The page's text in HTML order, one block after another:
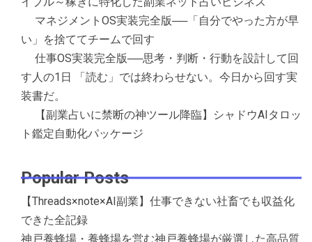
マネジメントOS実装完全版──「自分でやった方が早
い」を捨ててチームで回す
仕事OS実装完全版──思考・判断・行動を設計して回
す人の1日 「読む」では終わらせない。今日から回す実
装書だ。
【副業占いに禁断の神ツール降臨】シャドウAIタロッ
ト鑑定自動化パッケージ
Popular Posts
【Threads×note×AI副業】仕事できない社畜でも収益化
できた全記録
神戸養蜂場・養蜂場を営む神戸養蜂場が厳選した高品質